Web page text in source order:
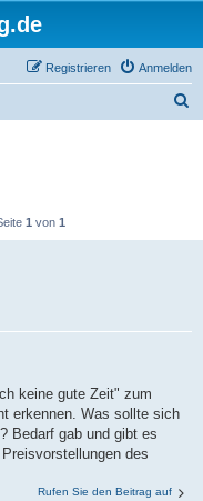
Anmelden
Registrieren
1 von 1
keine gute Zeit" zum
erkennen. Was sollte sich
Bedarf gab und gibt es
des
Rufen Sie den Beitrag auf